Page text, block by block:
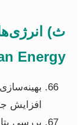
Energy)
افزایش
بررسی